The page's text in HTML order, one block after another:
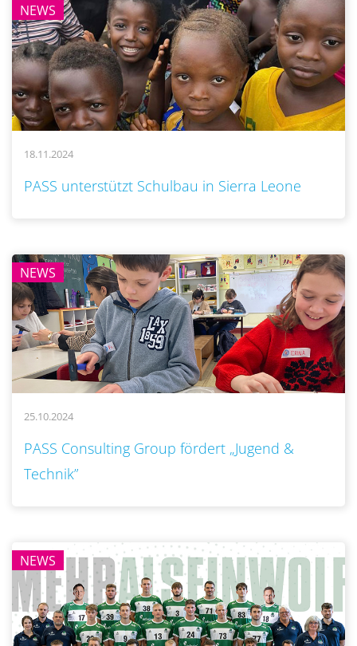
NEWS
18.11.2024
PASS unterstützt Schulbau in Sierra Leone
NEWS
25.10.2024
PASS Consulting Group fördert „Jugend &
Technik”
NEWS